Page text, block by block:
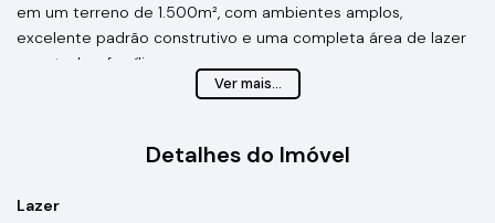
em um terreno de 1.500m², com ambientes amplos,
excelente padrão construtivo e uma completa área de lazer
para toda a família.
* 4 suítes, sendo uma master com closet e hidromassagem.
* Sala ampla e hall de entrada.
Ver mais...
Detalhes do Imóvel
Lazer